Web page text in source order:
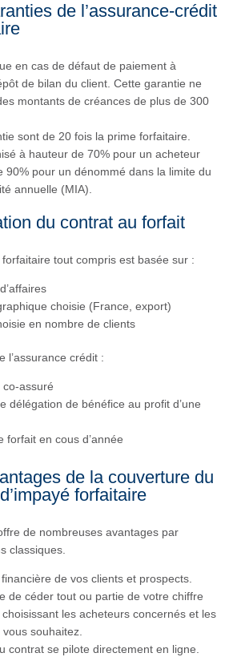
de l’assurance-crédit
en cas de défaut de paiement à
de bilan du client. Cette garantie ne
montants de créances de plus de 300
sont de 20 fois la prime forfaitaire.
à hauteur de 70% pour un acheteur
90% pour un dénommé dans la limite du
annuelle (MIA).
du contrat au forfait
tout compris est basée sur :
choisie (France, export)
en nombre de clients
l’assurance crédit :
assuré
délégation de bénéfice au profit d’une
forfait en cous d’année
de la couverture du
forfaitaire
de nombreuses avantages par
classiques.
de vos clients et prospects.
de céder tout ou partie de votre chiffre
choisissant les acheteurs concernés et les
souhaitez.
contrat se pilote directement en ligne.